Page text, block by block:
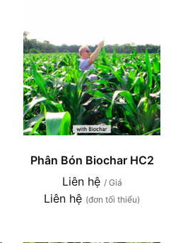
Phân Bón Biochar HC2
Liên hệ / Giá
Liên hệ (đơn tối thiểu)